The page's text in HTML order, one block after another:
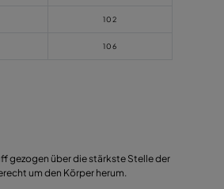
102
106
gezogen über die stärkste Stelle der
um den Körper herum.